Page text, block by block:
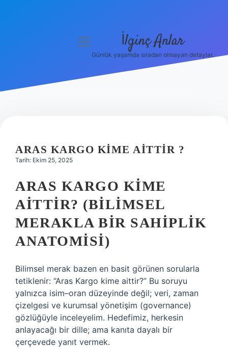
Hakkımızda
menüyü
İlginç Anlar
Günlük yaşamda sıradan olmayan detaylar.
ARAS KARGO KIME AITTIR ?
Tarih: Ekim 25, 2025
ARAS KARGO KIME
AITTIR? (BILIMSEL
MERAKLA BIR SAHIPLIK
ANATOMISI)
Bilimsel merak bazen en basit görünen sorularla
tetiklenir: “Aras Kargo kime aittir?” Bu soruyu
yalnızca isim–oran düzeyinde değil; veri, zaman
çizelgesi ve kurumsal yönetişim (governance)
gözlüğüyle inceleyelim. Hedefimiz, herkesin
anlayacağı bir dille; ama kanıta dayalı bir
çerçevede yanıt vermek.